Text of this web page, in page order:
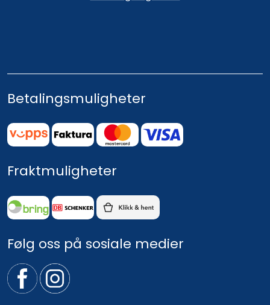
Betalingsmuligheter
Fraktmuligheter
Følg oss på sosiale medier